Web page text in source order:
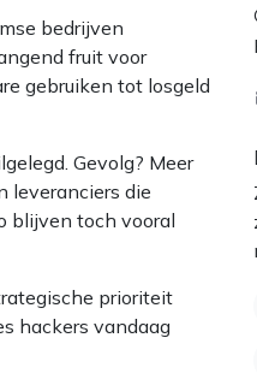
bedrijven
fruit voor
gebruiken tot losgeld
Gevolg? Meer
leveranciers die
blijven toch vooral
prioriteit
hackers vandaag